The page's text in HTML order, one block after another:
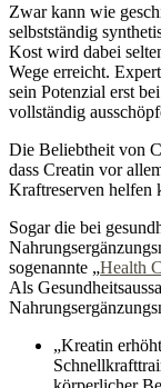
Zwar kann wie
selbstständig
Kost wird dabei
Wege erreicht.
sein Potenzial erst
vollständig
Die Beliebtheit von
dass Creatin vor
Kraftreserven helfen
Sogar die bei
sogenannte „Health
Als
„Kreatin